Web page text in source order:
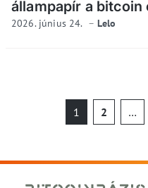
állampapír a bitcoin
2026. június 24. Lelo
lapozása
1 2 …